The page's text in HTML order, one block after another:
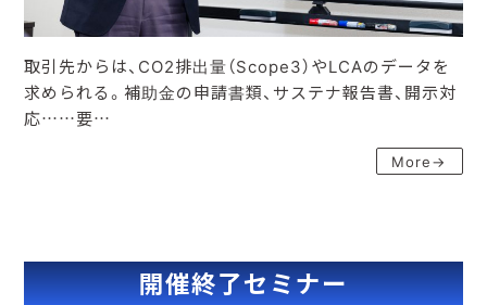
取引先からは、CO2排出量（Scope3）やLCAのデータを
求められる。補助金の申請書類、サステナ報告書、開示対
応……要…
More→
開催終了セミナー